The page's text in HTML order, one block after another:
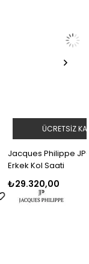
JPQGC171316
ÜCRETSIZ KARGO